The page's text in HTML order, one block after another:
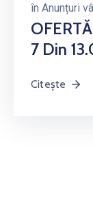
în Anunțuri
7 Din
Citește